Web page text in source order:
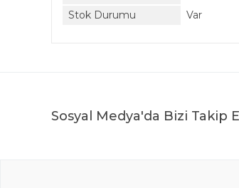
Stok Durumu
Var
Sosyal Medya'da Bizi Takip